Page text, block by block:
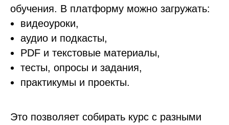
обучения. В платформу можно загружать:
видеоуроки,
аудио и подкасты,
PDF и текстовые материалы,
тесты, опросы и задания,
практикумы и проекты.
Это позволяет собирать курс с разными